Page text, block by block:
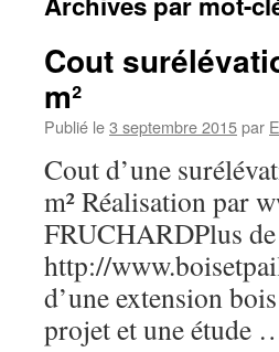
Cout
m²
Publié le3 septembre 2015par
Cout d’une
m² Réalisation par
FRUCHARDPlus
http://
d’une extension
projet et une étude